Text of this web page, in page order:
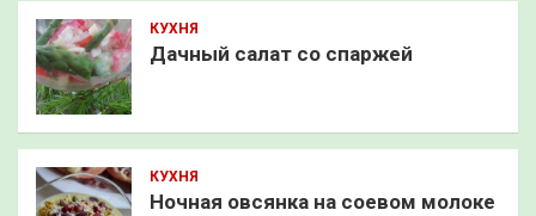
КУХНЯ
Дачный салат со спаржей
КУХНЯ
Ночная овсянка на соевом молоке